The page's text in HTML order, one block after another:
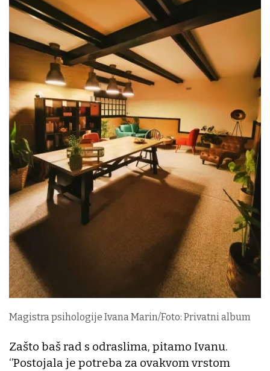
Magistra psihologije Ivana Marin/Foto: Privatni album
Zašto baš rad s odraslima, pitamo Ivanu.
‘’Postojala je potreba za ovakvom vrstom